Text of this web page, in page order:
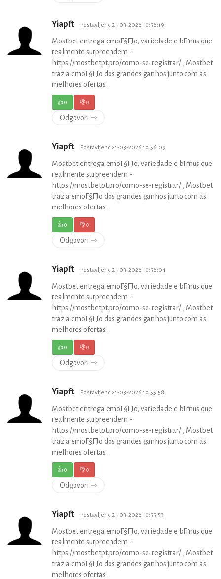
Yiapft Postavljeno 21-03-2026 10:56:19
Mostbet entrega emoГ§ГЈo, variedade e bГґnus que
realmente surpreendem -
https://mostbetpt.pro/como-se-registrar/ , Mostbet
traz a emoГ§ГЈo dos grandes ganhos junto com as
melhores ofertas .
👍0 👎0
Odgovori ⇾
Yiapft Postavljeno 21-03-2026 10:56:09
Mostbet entrega emoГ§ГЈo, variedade e bГґnus que
realmente surpreendem -
https://mostbetpt.pro/como-se-registrar/ , Mostbet
traz a emoГ§ГЈo dos grandes ganhos junto com as
melhores ofertas .
👍0 👎0
Odgovori ⇾
Yiapft Postavljeno 21-03-2026 10:56:04
Mostbet entrega emoГ§ГЈo, variedade e bГґnus que
realmente surpreendem -
https://mostbetpt.pro/como-se-registrar/ , Mostbet
traz a emoГ§ГЈo dos grandes ganhos junto com as
melhores ofertas .
👍0 👎0
Odgovori ⇾
Yiapft Postavljeno 21-03-2026 10:55:58
Mostbet entrega emoГ§ГЈo, variedade e bГґnus que
realmente surpreendem -
https://mostbetpt.pro/como-se-registrar/ , Mostbet
traz a emoГ§ГЈo dos grandes ganhos junto com as
melhores ofertas .
👍0 👎0
Odgovori ⇾
Yiapft Postavljeno 21-03-2026 10:55:53
Mostbet entrega emoГ§ГЈo, variedade e bГґnus que
realmente surpreendem -
https://mostbetpt.pro/como-se-registrar/ , Mostbet
traz a emoГ§ГЈo dos grandes ganhos junto com as
melhores ofertas .